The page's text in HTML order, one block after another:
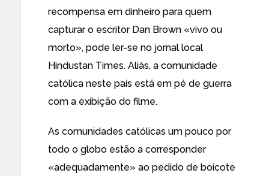
recompensa em dinheiro para quem
capturar o escritor Dan Brown «vivo ou
morto», pode ler-se no jornal local
Hindustan Times. Aliás, a comunidade
católica neste país está em pé de guerra
com a exibição do filme.
As comunidades católicas um pouco por
todo o globo estão a corresponder
«adequadamente» ao pedido de boicote